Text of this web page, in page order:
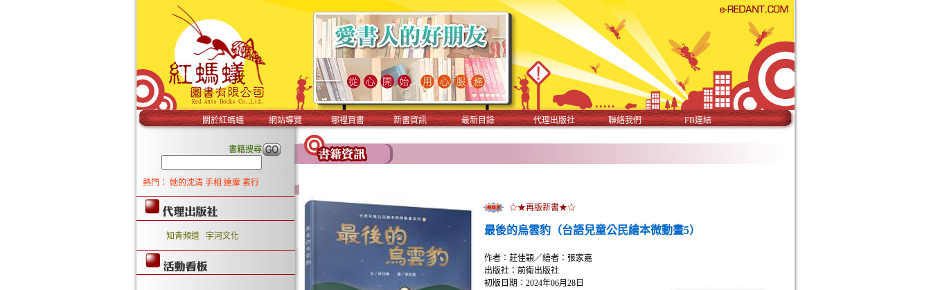
關於紅螞蟻 網站導覽 哪裡買書 新書資訊 最新目錄 代理出版社 聯絡我們 FB連結
書籍搜尋
熱門： 她的沈清 手相 達摩 素行
知青頻道 宇河文化
☆★再版新書★☆
最後的烏雲豹（台語兒童公民繪本微動畫5）
作者：莊佳穎／繪者：張家嘉
出版社：前衛出版社
初版日期：2024年06月28日